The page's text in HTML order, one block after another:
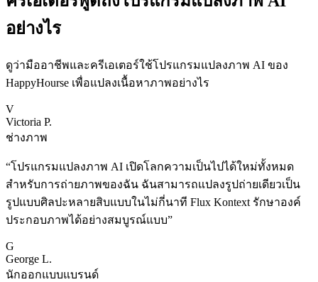
อย่างไร
ดูว่ามืออาชีพและครีเอเตอร์ใช้โปรแกรมแปลงภาพ AI ของ
HappyHourse เพื่อแปลงเนื้อหาภาพอย่างไร
V
Victoria P.
ช่างภาพ
“โปรแกรมแปลงภาพ AI เปิดโลกความเป็นไปได้ใหม่ทั้งหมด
สำหรับการถ่ายภาพของฉัน ฉันสามารถแปลงรูปถ่ายเดียวเป็น
รูปแบบศิลปะหลายสิบแบบในไม่กี่นาที Flux Kontext รักษาองค์
ประกอบภาพได้อย่างสมบูรณ์แบบ”
G
George L.
นักออกแบบแบรนด์